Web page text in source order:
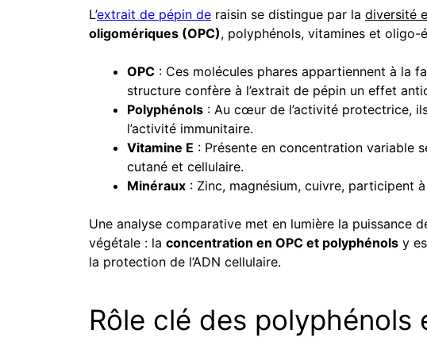
L’extrait de pépin de raisin se distingue par la diversité
oligomériques (OPC), polyphénols, vitamines et oligo-
OPC : Ces molécules phares appartiennent à la
structure confère à l’extrait de pépin un effet
Polyphénols : Au cœur de l’activité protectrice,
l’activité immunitaire.
Vitamine E : Présente en concentration variable
cutané et cellulaire.
Minéraux : Zinc, magnésium, cuivre, participent
Une analyse comparative met en lumière la puissance
végétale : la concentration en OPC et polyphénols y
la protection de l’ADN cellulaire.
Rôle clé des